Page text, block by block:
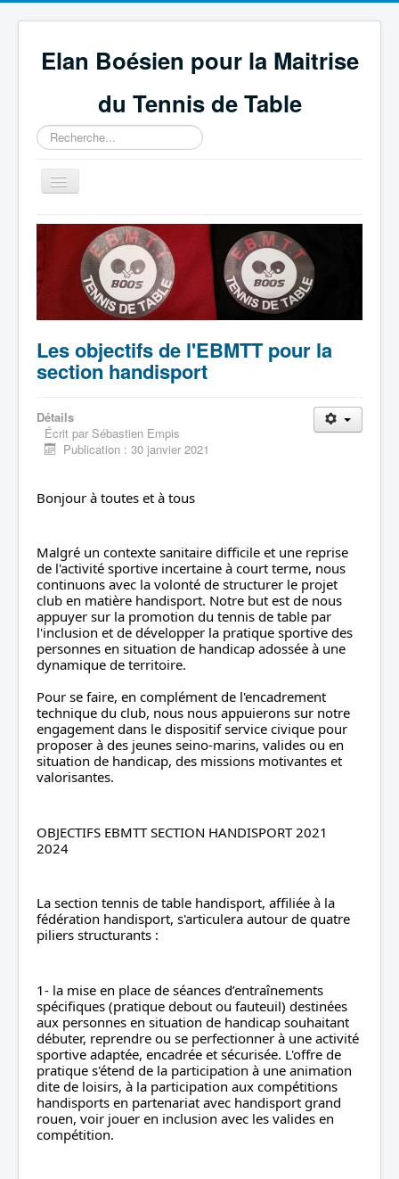
Elan Boésien pour la Maitrise
du Tennis de Table
Rechercher
Basculer
la
Accueil
Association
Compétitions
GEPNETT
Partenaires
Technique et règlement
Contacts
Archives
Les objectifs de l'EBMTT pour la
section handisport
Détails
Écrit par Sébastien Empis
Publication : 30 janvier 2021
Bonjour à toutes et à tous
Malgré un contexte sanitaire difficile et une reprise
de l'activité sportive incertaine à court terme, nous
continuons avec la volonté de structurer le projet
club en matière handisport. Notre but est de nous
appuyer sur la promotion du tennis de table par
l'inclusion et de développer la pratique sportive des
personnes en situation de handicap adossée à une
dynamique de territoire.
Pour se faire, en complément de l'encadrement
technique du club, nous nous appuierons sur notre
engagement dans le dispositif service civique pour
proposer à des jeunes seino-marins, valides ou en
situation de handicap, des missions motivantes et
valorisantes.
OBJECTIFS EBMTT SECTION HANDISPORT 2021
2024
La section tennis de table handisport, affiliée à la
fédération handisport, s'articulera autour de quatre
piliers structurants :
1- la mise en place de séances d’entraînements
spécifiques (pratique debout ou fauteuil) destinées
aux personnes en situation de handicap souhaitant
débuter, reprendre ou se perfectionner à une activité
sportive adaptée, encadrée et sécurisée. L'offre de
pratique s'étend de la participation à une animation
dite de loisirs, à la participation aux compétitions
handisports en partenariat avec handisport grand
rouen, voir jouer en inclusion avec les valides en
compétition.